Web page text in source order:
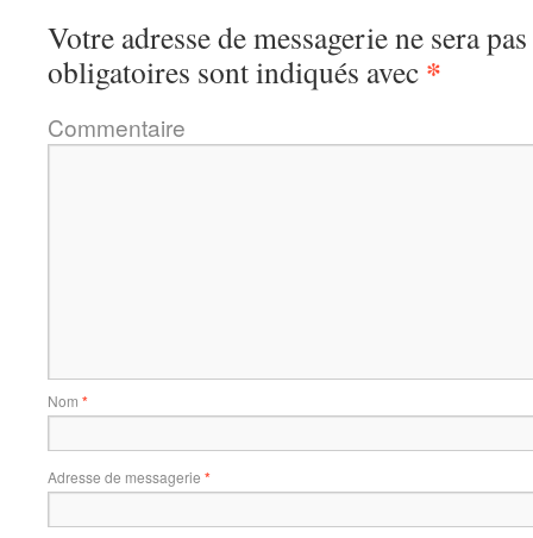
Votre adresse de messagerie ne sera
obligatoires sont indiqués avec *
Commentaire
Nom *
Adresse de messagerie *